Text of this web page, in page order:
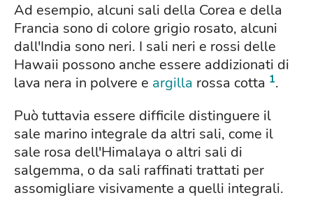
Ad esempio, alcuni sali della Corea e della
Francia sono di colore grigio rosato, alcuni
dall'India sono neri. I sali neri e rossi delle
Hawaii possono anche essere addizionati di
lava nera in polvere e argilla rossa cotta 1.
Può tuttavia essere difficile distinguere il
sale marino integrale da altri sali, come il
sale rosa dell'Himalaya o altri sali di
salgemma, o da sali raffinati trattati per
assomigliare visivamente a quelli integrali.